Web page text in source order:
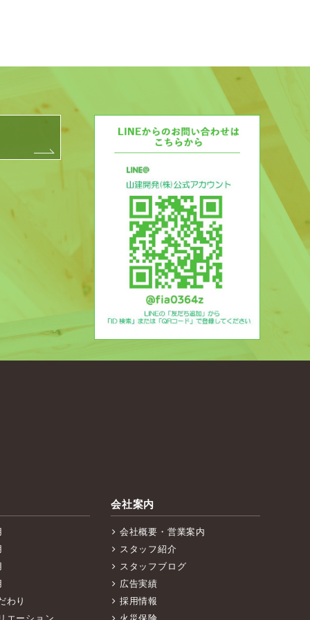
わり
会社案内
会社概要・営業案内
スタッフ紹介
スタッフブログ
広告実績
採用情報